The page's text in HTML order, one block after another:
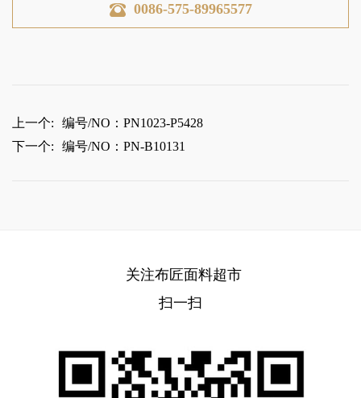
0086-575-89965577
上一个:
编号/NO：PN1023-P5428
下一个:
编号/NO：PN-B10131
关注布匠面料超市
扫一扫